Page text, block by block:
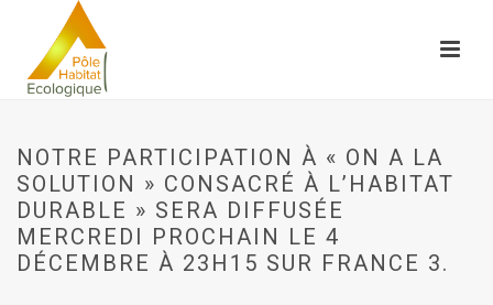
NOTRE PARTICIPATION À « ON A LA
SOLUTION » CONSACRÉ À L’HABITAT
DURABLE » SERA DIFFUSÉE
MERCREDI PROCHAIN LE 4
DÉCEMBRE À 23H15 SUR FRANCE 3.